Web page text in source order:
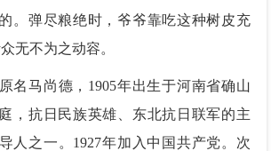
。弹尽粮绝时，爷爷靠吃这种树皮充
无不为之动容。
马尚德，1905年出生于河南省确山
，抗日民族英雄、东北抗日联军的主
人之一。1927年加入中国共产党。次